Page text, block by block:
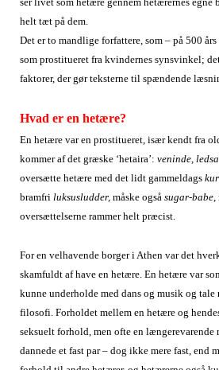
helt tæt på dem.
Det er to mandlige forfattere, som – på 500
som prostitueret fra kvindernes synsvinkel;
faktorer, der gør teksterne til spændende
Hvad er en hetære?
En hetære var en prostitueret, især kendt fra
kommer af det græske ‘hetaira’: veninde,
oversætte hetære med det lidt gammeldags
bramfri luksusludder, måske også sugar-babe,
oversættelserne rammer helt præcist.
For en velhavende borger i Athen var det
skamfuldt af have en hetære. En hetære var
kunne underholde med dans og musik og
filosofi. Forholdet mellem en hetære og
seksuelt forhold, men ofte en
dannede et fast par – dog ikke mere fast, end